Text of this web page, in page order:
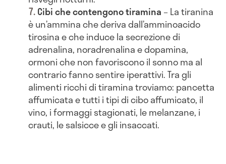
Cibi che contengono tiramina – La tiranina
è un’ammina che deriva dall’amminoacido
tirosina e che induce la secrezione di
adrenalina, noradrenalina e dopamina,
ormoni che non favoriscono il sonno ma al
contrario fanno sentire iperattivi. Tra gli
alimenti ricchi di tiramina troviamo: pancetta
affumicata e tutti i tipi di cibo affumicato, il
vino, i formaggi stagionati, le melanzane, i
crauti, le salsicce e gli insaccati.